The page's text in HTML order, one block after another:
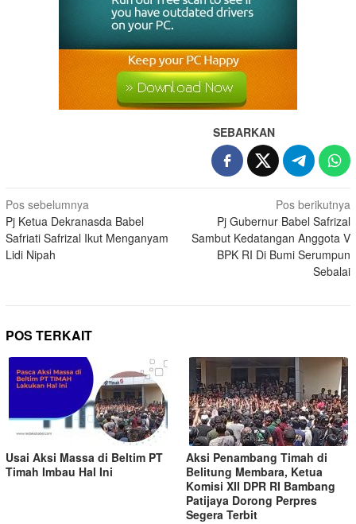
SEBARKAN
Pos sebelumnya
Pj Ketua Dekranasda Babel
Safriati Safrizal Ikut Menganyam
Lidi Nipah
Pos berikutnya
Pj Gubernur Babel Safrizal
Sambut Kedatangan Anggota V
BPK RI Di Bumi Serumpun
Sebalai
POS TERKAIT
Usai Aksi Massa di Beltim PT
Timah Imbau Hal Ini
Aksi Penambang Timah di
Belitung Membara, Ketua
Komisi XII DPR RI Bambang
Patijaya Dorong Perpres
Segera Terbit